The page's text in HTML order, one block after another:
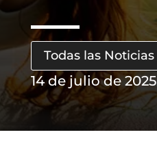
Todas las Noticias
14 de julio de 2025